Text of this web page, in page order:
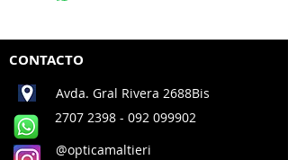
CONTACTO
Avda. Gral Rivera 2688Bis
2707 2398 - 092 099902
@opticamaltieri